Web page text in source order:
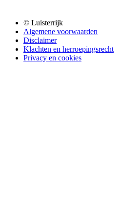
© Luisterrijk
Algemene voorwaarden
Disclaimer
Klachten en herroepingsrecht
Privacy en cookies